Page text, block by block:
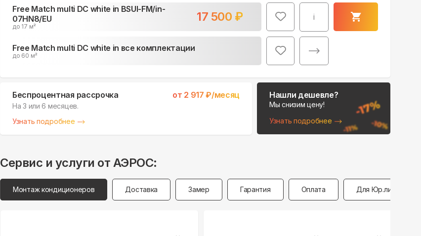
Поможем выбрать
В Telegram
В WhatsApp
Free Match multi DC white in BSUI-FM/in-
07HN8/EU
до 17 м²
17 500 ₽ i
Free Match multi DC white in все комплектации
до 60 м²
Беспроцентная рассрочка от 2 917 ₽/месяц
На 3 или 6 месяцев.
Узнать подробнее
Нашли дешевле?
Мы снизим цену!
Узнать подробнее
Сервис и услуги от АЭРОС:
Монтаж кондиционеров Доставка Замер Гарантия Оплата Для Юр.лиц